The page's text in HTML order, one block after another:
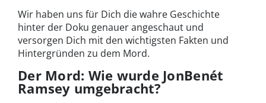
Wir haben uns für Dich die wahre Geschichte
hinter der Doku genauer angeschaut und
versorgen Dich mit den wichtigsten Fakten und
Hintergründen zu dem Mord.
Der Mord: Wie wurde JonBenét
Ramsey umgebracht?